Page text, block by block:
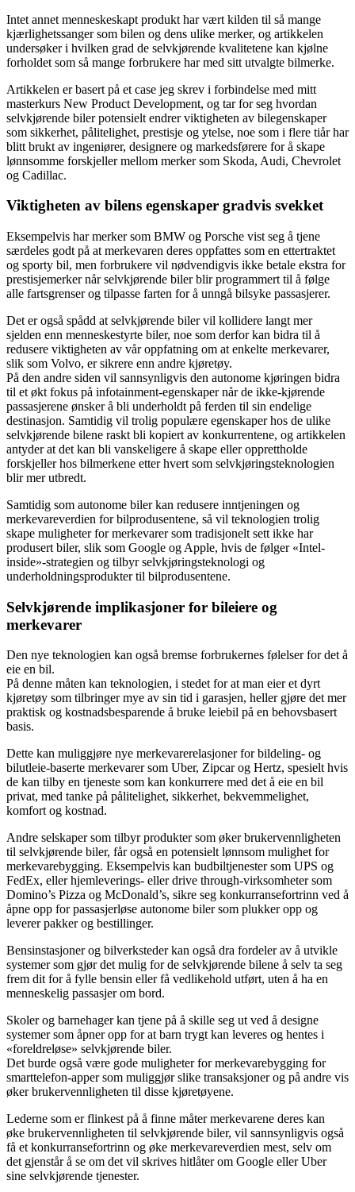
Intet annet menneskeskapt produkt har vært kilden til så mange
kjærlighetssanger som bilen og dens ulike merker, og artikkelen
undersøker i hvilken grad de selvkjørende kvalitetene kan kjølne
forholdet som så mange forbrukere har med sitt utvalgte bilmerke.
Artikkelen er basert på et case jeg skrev i forbindelse med mitt
masterkurs New Product Development, og tar for seg hvordan
selvkjørende biler potensielt endrer viktigheten av bilegenskaper
som sikkerhet, pålitelighet, prestisje og ytelse, noe som i flere tiår har
blitt brukt av ingeniører, designere og markedsførere for å skape
lønnsomme forskjeller mellom merker som Skoda, Audi, Chevrolet
og Cadillac.
Viktigheten av bilens egenskaper gradvis svekket
Eksempelvis har merker som BMW og Porsche vist seg å tjene
særdeles godt på at merkevaren deres oppfattes som en ettertraktet
og sporty bil, men forbrukere vil nødvendigvis ikke betale ekstra for
prestisjemerker når selvkjørende biler blir programmert til å følge
alle fartsgrenser og tilpasse farten for å unngå bilsyke passasjerer.
Det er også spådd at selvkjørende biler vil kollidere langt mer
sjelden enn menneskestyrte biler, noe som derfor kan bidra til å
redusere viktigheten av vår oppfatning om at enkelte merkevarer,
slik som Volvo, er sikrere enn andre kjøretøy.
På den andre siden vil sannsynligvis den autonome kjøringen bidra
til et økt fokus på infotainment-egenskaper når de ikke-kjørende
passasjerene ønsker å bli underholdt på ferden til sin endelige
destinasjon. Samtidig vil trolig populære egenskaper hos de ulike
selvkjørende bilene raskt bli kopiert av konkurrentene, og artikkelen
antyder at det kan bli vanskeligere å skape eller opprettholde
forskjeller hos bilmerkene etter hvert som selvkjøringsteknologien
blir mer utbredt.
Samtidig som autonome biler kan redusere inntjeningen og
merkevareverdien for bilprodusentene, så vil teknologien trolig
skape muligheter for merkevarer som tradisjonelt sett ikke har
produsert biler, slik som Google og Apple, hvis de følger «Intel-
inside»-strategien og tilbyr selvkjøringsteknologi og
underholdningsprodukter til bilprodusentene.
Selvkjørende implikasjoner for bileiere og
merkevarer
Den nye teknologien kan også bremse forbrukernes følelser for det å
eie en bil.
På denne måten kan teknologien, i stedet for at man eier et dyrt
kjøretøy som tilbringer mye av sin tid i garasjen, heller gjøre det mer
praktisk og kostnadsbesparende å bruke leiebil på en behovsbasert
basis.
Dette kan muliggjøre nye merkevarerelasjoner for bildeling- og
bilutleie-baserte merkevarer som Uber, Zipcar og Hertz, spesielt hvis
de kan tilby en tjeneste som kan konkurrere med det å eie en bil
privat, med tanke på pålitelighet, sikkerhet, bekvemmelighet,
komfort og kostnad.
Andre selskaper som tilbyr produkter som øker brukervennligheten
til selvkjørende biler, får også en potensielt lønnsom mulighet for
merkevarebygging. Eksempelvis kan budbiltjenester som UPS og
FedEx, eller hjemleverings- eller drive through-virksomheter som
Domino’s Pizza og McDonald’s, sikre seg konkurransefortrinn ved å
åpne opp for passasjerløse autonome biler som plukker opp og
leverer pakker og bestillinger.
Bensinstasjoner og bilverksteder kan også dra fordeler av å utvikle
systemer som gjør det mulig for de selvkjørende bilene å selv ta seg
frem dit for å fylle bensin eller få vedlikehold utført, uten å ha en
menneskelig passasjer om bord.
Skoler og barnehager kan tjene på å skille seg ut ved å designe
systemer som åpner opp for at barn trygt kan leveres og hentes i
«foreldreløse» selvkjørende biler.
Det burde også være gode muligheter for merkevarebygging for
smarttelefon-apper som muliggjør slike transaksjoner og på andre vis
øker brukervennligheten til disse kjøretøyene.
Lederne som er flinkest på å finne måter merkevarene deres kan
øke brukervennligheten til selvkjørende biler, vil sannsynligvis også
få et konkurransefortrinn og øke merkevareverdien mest, selv om
det gjenstår å se om det vil skrives hitlåter om Google eller Uber
sine selvkjørende tjenester.